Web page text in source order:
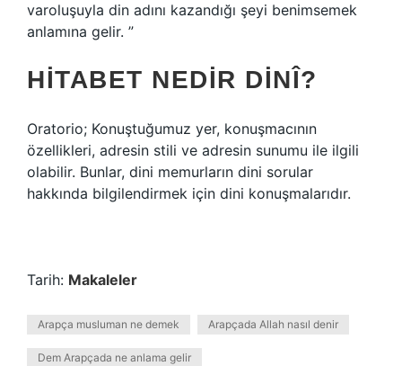
varoluşuyla din adını kazandığı şeyi benimsemek
anlamına gelir. ”
HITABET NEDIR DINÎ?
Oratorio; Konuştuğumuz yer, konuşmacının
özellikleri, adresin stili ve adresin sunumu ile ilgili
olabilir. Bunlar, dini memurların dini sorular
hakkında bilgilendirmek için dini konuşmalarıdır.
Tarih: Makaleler
Arapça musluman ne demek Arapçada Allah nasıl denir
Dem Arapçada ne anlama gelir